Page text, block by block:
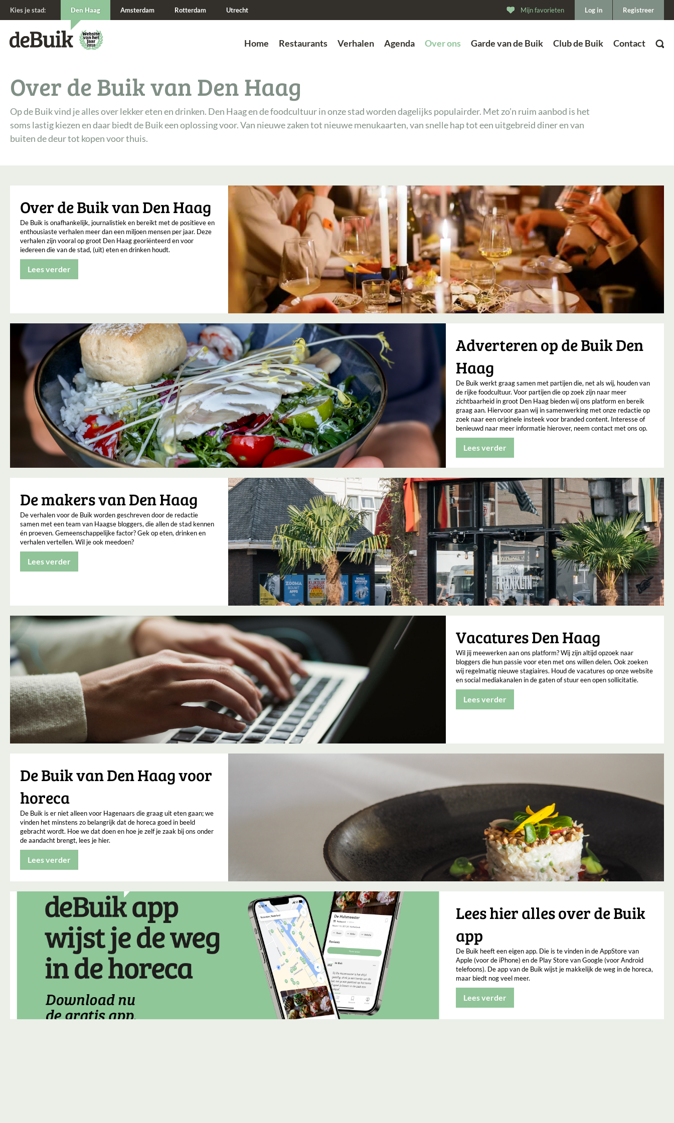
Over de Buik van Den Haag
Op de Buik vind je alles over lekker eten en drinken. Den Haag en de foodcultuur in onze stad worden dagelijks populairder. Met zo’n ruim aanbod is het
soms lastig kiezen en daar biedt de Buik een oplossing voor. Van nieuwe zaken tot nieuwe menukaarten, van snelle hap tot een uitgebreid diner en van
buiten de deur tot kopen voor thuis.
Over de Buik van Den Haag
De Buik is onafhankelijk, journalistiek en bereikt met de positieve en
enthousiaste verhalen meer dan een miljoen mensen per jaar. Deze
verhalen zijn vooral op groot Den Haag georiënteerd en voor
iedereen die van de stad, (uit) eten en drinken houdt.
Lees verder
Adverteren op de Buik Den
Haag
De Buik werkt graag samen met partijen die, net als wij, houden van
de rijke foodcultuur. Voor partijen die op zoek zijn naar meer
zichtbaarheid in groot Den Haag bieden wij ons platform en bereik
graag aan. Hiervoor gaan wij in samenwerking met onze redactie op
zoek naar een originele insteek voor branded content. Interesse of
benieuwd naar meer informatie hierover, neem contact met ons op.
Lees verder
De makers van Den Haag
De verhalen voor de Buik worden geschreven door de redactie
samen met een team van Haagse bloggers, die allen de stad kennen
én proeven. Gemeenschappelijke factor? Gek op eten, drinken en
verhalen vertellen. Wil je ook meedoen?
Lees verder
Vacatures Den Haag
Wil jij meewerken aan ons platform? Wij zijn altijd opzoek naar
bloggers die hun passie voor eten met ons willen delen. Ook zoeken
wij regelmatig nieuwe stagiaires. Houd de vacatures op onze website
en social mediakanalen in de gaten of stuur een open sollicitatie.
Lees verder
De Buik van Den Haag voor
horeca
De Buik is er niet alleen voor Hagenaars die graag uit eten gaan; we
vinden het minstens zo belangrijk dat de horeca goed in beeld
gebracht wordt. Hoe we dat doen en hoe je zelf je zaak bij ons onder
de aandacht brengt, lees je hier.
Lees verder
Lees hier alles over de Buik
app
De Buik heeft een eigen app. Die is te vinden in de AppStore van
Apple (voor de iPhone) en de Play Store van Google (voor Android
telefoons). De app van de Buik wijst je makkelijk de weg in de horeca,
maar biedt nog veel meer.
Lees verder
Kies je stad: Den Haag Amsterdam Rotterdam Utrecht Registreer
Log in
Mijn favorieten
De Buik van {city: city}
De Buik
Home Restaurants Verhalen Agenda Over ons Garde van de Buik Club de Buik Contact
Zoek